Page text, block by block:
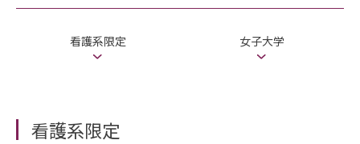
看護系限定 女子大学
看護系限定